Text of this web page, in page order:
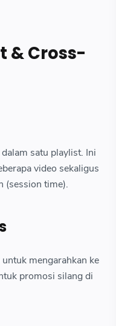
& Cross-
satu playlist. Ini
video sekaligus
(session time).
mengarahkan ke
promosi silang di